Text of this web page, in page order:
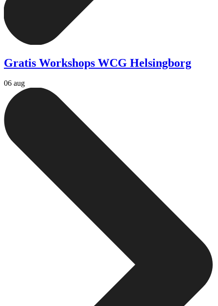
Gratis Workshops WCG Helsingborg
06 aug